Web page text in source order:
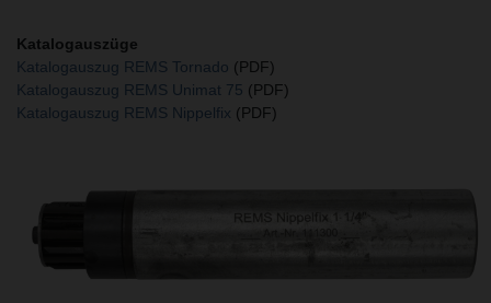
Katalogauszüge
Katalogauszug REMS Tornado (PDF)
Katalogauszug REMS Unimat 75 (PDF)
Katalogauszug REMS Nippelfix (PDF)